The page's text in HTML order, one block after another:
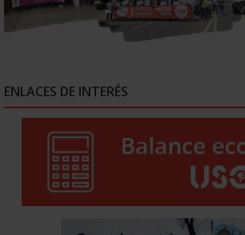
ENLACES DE INTERÉS